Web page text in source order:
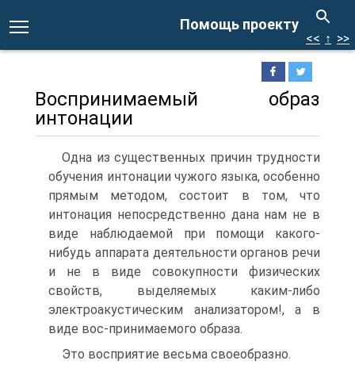
Помощь проекту
<< ↑ >>
Воспринимаемый образ
интонации
Одна из существенных причин трудности
обучения интонации чужого языка, особенно
прямым методом, состоит в том, что
интонация непосредственно дана нам не в
виде наблюдаемой при помощи какого-
нибудь аппарата деятельности органов речи
и не в виде совокупности физических
свойств, выделяемых каким-либо
электроакустическим анализатором!, а в
виде вос-принимаемого образа.
Это восприятие весьма своеобразно.